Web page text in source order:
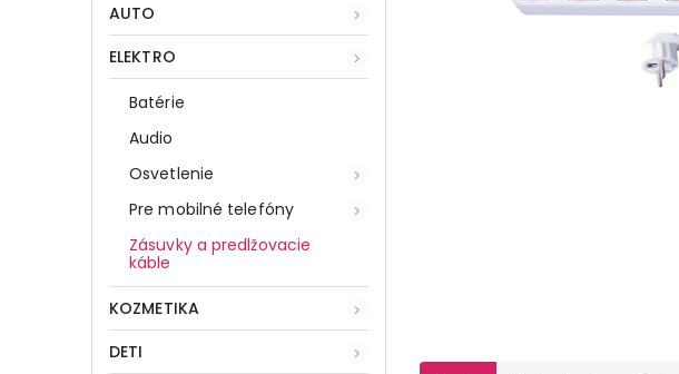
AUTO
ELEKTRO
Batérie
Audio
Osvetlenie
Pre mobilné telefóny
Zásuvky a predlžovacie
káble
KOZMETIKA
DETI